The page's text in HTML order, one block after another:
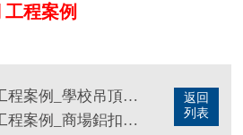
工程案例
返回
列表
大型高校工程案例_學校吊頂_教室鋁扣板吊頂，你想要的吊頂現場效果圖來了
品牌商城工程案例_商場鋁扣板吊頂_商場鋁方通吊頂